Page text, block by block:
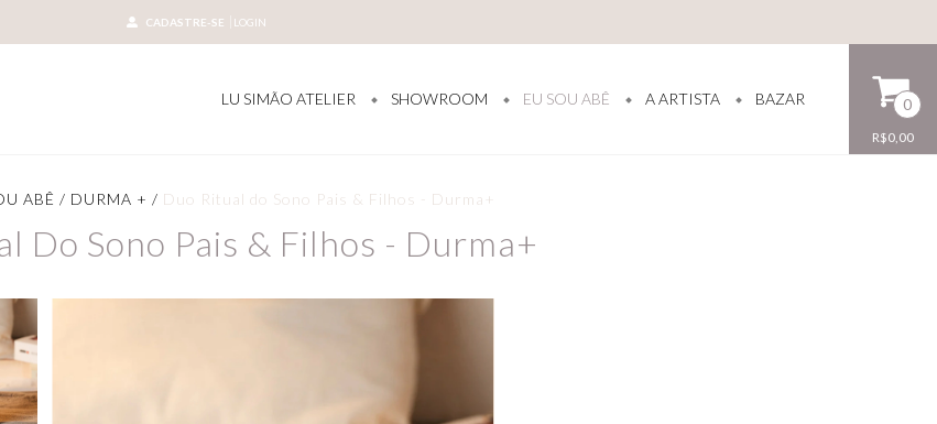
CADASTRE-SE LOGIN
LU SIMÃO ATELIER SHOWROOM EU SOU ABÊ A ARTISTA BAZAR 0
R$0,00
ABÊ / DURMA + / Duo Ritual do Sono Pais & Filhos - Durma+
Do Sono Pais & Filhos - Durma+